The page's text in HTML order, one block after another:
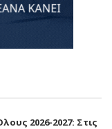
2026-2027: Στις